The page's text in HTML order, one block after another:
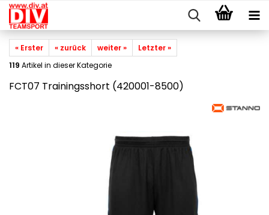
« Erster « zurück weiter »
Letzter »
119 Artikel in dieser Kategorie
FCT07 Trainingsshort (420001-8500)